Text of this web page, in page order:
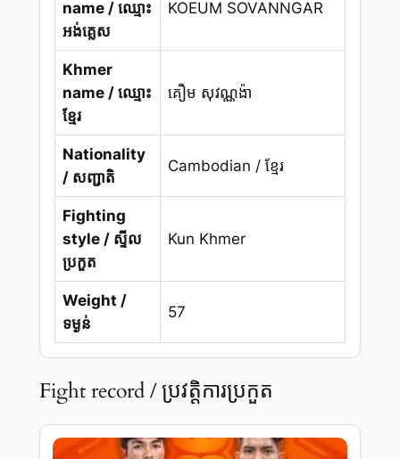
name / ឈ្មោះ
អង់គ្លេស
KOEUM SOVANNGAR
Khmer
name / ឈ្មោះ
ខ្មែរ
គឿម សុវណ្ណង៉ា
Nationality
/ សញ្ជាតិ
Cambodian / ខ្មែរ
Fighting
style / ស្ទីល
ប្រកួត
Kun Khmer
Weight /
ទម្ងន់
57
Fight record / ប្រវត្តិការប្រកួត